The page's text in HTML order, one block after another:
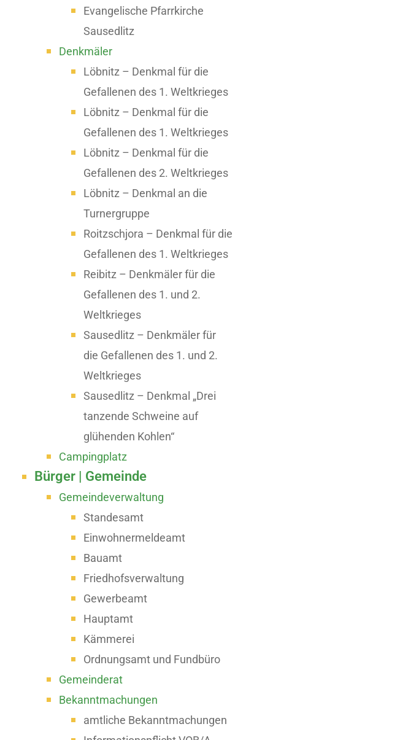
Evangelische Pfarrkirche
Sausedlitz
Denkmäler
Löbnitz – Denkmal für die
Gefallenen des 1. Weltkrieges
Löbnitz – Denkmal für die
Gefallenen des 1. Weltkrieges
Löbnitz – Denkmal für die
Gefallenen des 2. Weltkrieges
Löbnitz – Denkmal an die
Turnergruppe
Roitzschjora – Denkmal für die
Gefallenen des 1. Weltkrieges
Reibitz – Denkmäler für die
Gefallenen des 1. und 2.
Weltkrieges
Sausedlitz – Denkmäler für
die Gefallenen des 1. und 2.
Weltkrieges
Sausedlitz – Denkmal „Drei
tanzende Schweine auf
glühenden Kohlen“
Campingplatz
Bürger | Gemeinde
Gemeindeverwaltung
Standesamt
Einwohnermeldeamt
Bauamt
Friedhofsverwaltung
Gewerbeamt
Hauptamt
Kämmerei
Ordnungsamt und Fundbüro
Gemeinderat
Bekanntmachungen
amtliche Bekanntmachungen